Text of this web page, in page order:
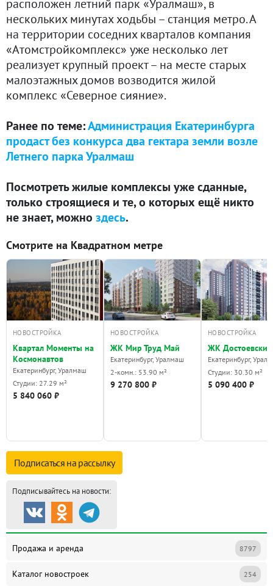
расположен летний парк «Уралмаш», в
нескольких минутах ходьбы – станция метро. А
на территории соседних кварталов компания
«Атомстройкомплекс» уже несколько лет
реализует крупный проект – на месте старых
малоэтажных домов возводится жилой
комплекс «Северное сияние».
Ранее по теме:Администрация Екатеринбурга
продаст без конкурса два гектара земли возле
Летнего парка Уралмаш
Посмотреть жилые комплексы уже сданные,
только строящиеся и те, о которых ещё никто
не знает, можно здесь.
Смотрите на Квадратном метре
НОВОСТРОЙКА
Квартал Моменты на
Космонавтов
Екатеринбург, Уралмаш
Студии: 27.29 м²
5 840 060 ₽
НОВОСТРОЙКА
ЖК Мир Труд Май
Екатеринбург, Уралмаш
2-комн.: 53.90 м²
9 270 800 ₽
НОВОСТРОЙКА
ЖК Достоевский
Екатеринбург,
Студии: 30.30 м²
5 090 400 ₽
Подписаться на рассылку
Подписывайтесь на новости:
Продажа и аренда 8797
Каталог новостроек 254